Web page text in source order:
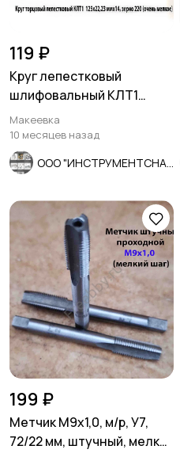
119 ₽
Круг лепестковый
шлифовальный КЛТ1
125х22, зерно А 220, очень
селкое
Макеевка
10 месяцев назад
199 ₽
Метчик М9х1,0, м/р, У7,
72/22 мм, штучный, мелкий